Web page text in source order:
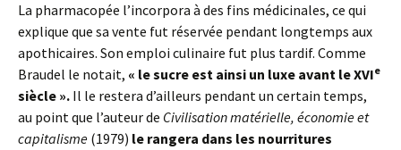
La pharmacopée l’incorpora à des fins médicinales, ce qui
explique que sa vente fut réservée pendant longtemps aux
apothicaires. Son emploi culinaire fut plus tardif. Comme
Braudel le notait, « le sucre est ainsi un luxe avant le XVIe
siècle ». Il le restera d’ailleurs pendant un certain temps,
au point que l’auteur de Civilisation matérielle, économie et
capitalisme (1979) le rangera dans les nourritures